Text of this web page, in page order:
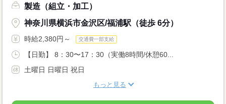
製造（組立・加工）
神奈川県横浜市金沢区/福浦駅（徒歩 6分）
時給2,380円～ 交通費一部支給
【日勤】 8：30〜17：30（実働8時間/休憩60...
土曜日 日曜日 祝日
もっと見る